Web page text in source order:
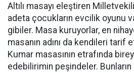
Altılı masayı eleştiren
adeta çocukların evcilik oyunu
gibiler. Masa kuruyorlar, en
masanın adını da kendileri tarif
Kumar masasının etrafında
edebilirimin peşindeler. Bunların